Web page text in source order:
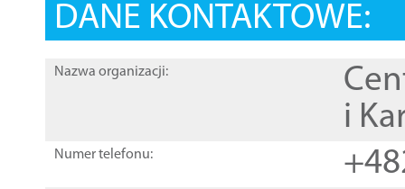
DANE KONTAKTOWE:
Nazwa organizacji:
i
Numer telefonu: